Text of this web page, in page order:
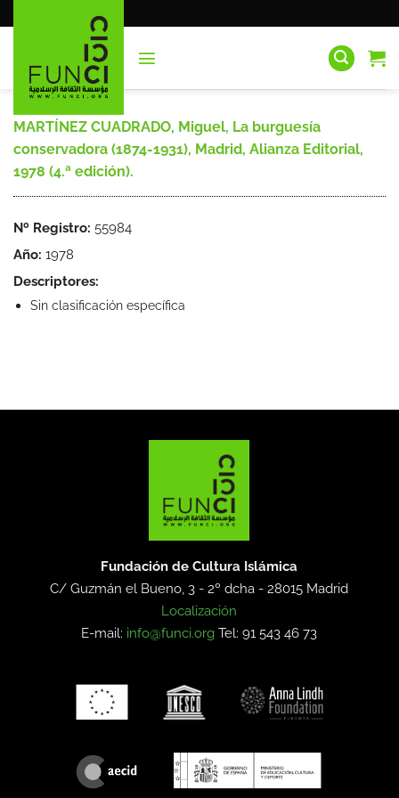
al
MARTÍNEZ CUADRADO, Miguel, La burguesía
conservadora (1874-1931), Madrid, Alianza Editorial,
1978 (4.ª edición).
Nº Registro: 55984
Año: 1978
Descriptores:
Sin clasificación específica
Fundación de Cultura Islámica
C/ Guzmán el Bueno, 3 - 2º dcha -28015 Madrid
Localización
E-mail: info@funci.org Tel: 91 543 46 73